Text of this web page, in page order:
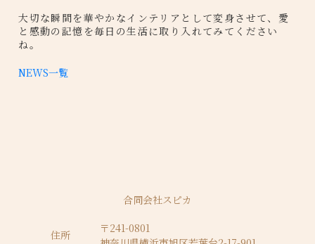
大切な瞬間を華やかなインテリアとして変身させて、愛
と感動の記憶を毎日の生活に取り入れてみてください
ね。
NEWS一覧
合同会社スピカ
住所
〒241-0801